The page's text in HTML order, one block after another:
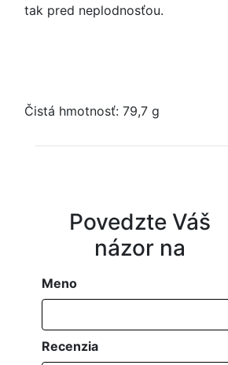
tak pred neplodnosťou.
Čistá hmotnosť: 79,7 g
Povedzte Váš
názor na
Meno
Recenzia